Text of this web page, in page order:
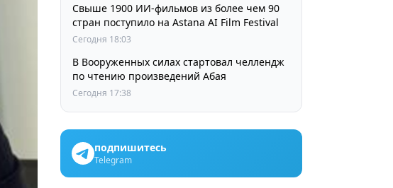
Свыше 1900 ИИ-фильмов из более чем 90
стран поступило на Astana AI Film Festival
Сегодня 18:03
В Вооруженных силах стартовал челлендж
по чтению произведений Абая
Сегодня 17:38
подпишитесь
Telegram